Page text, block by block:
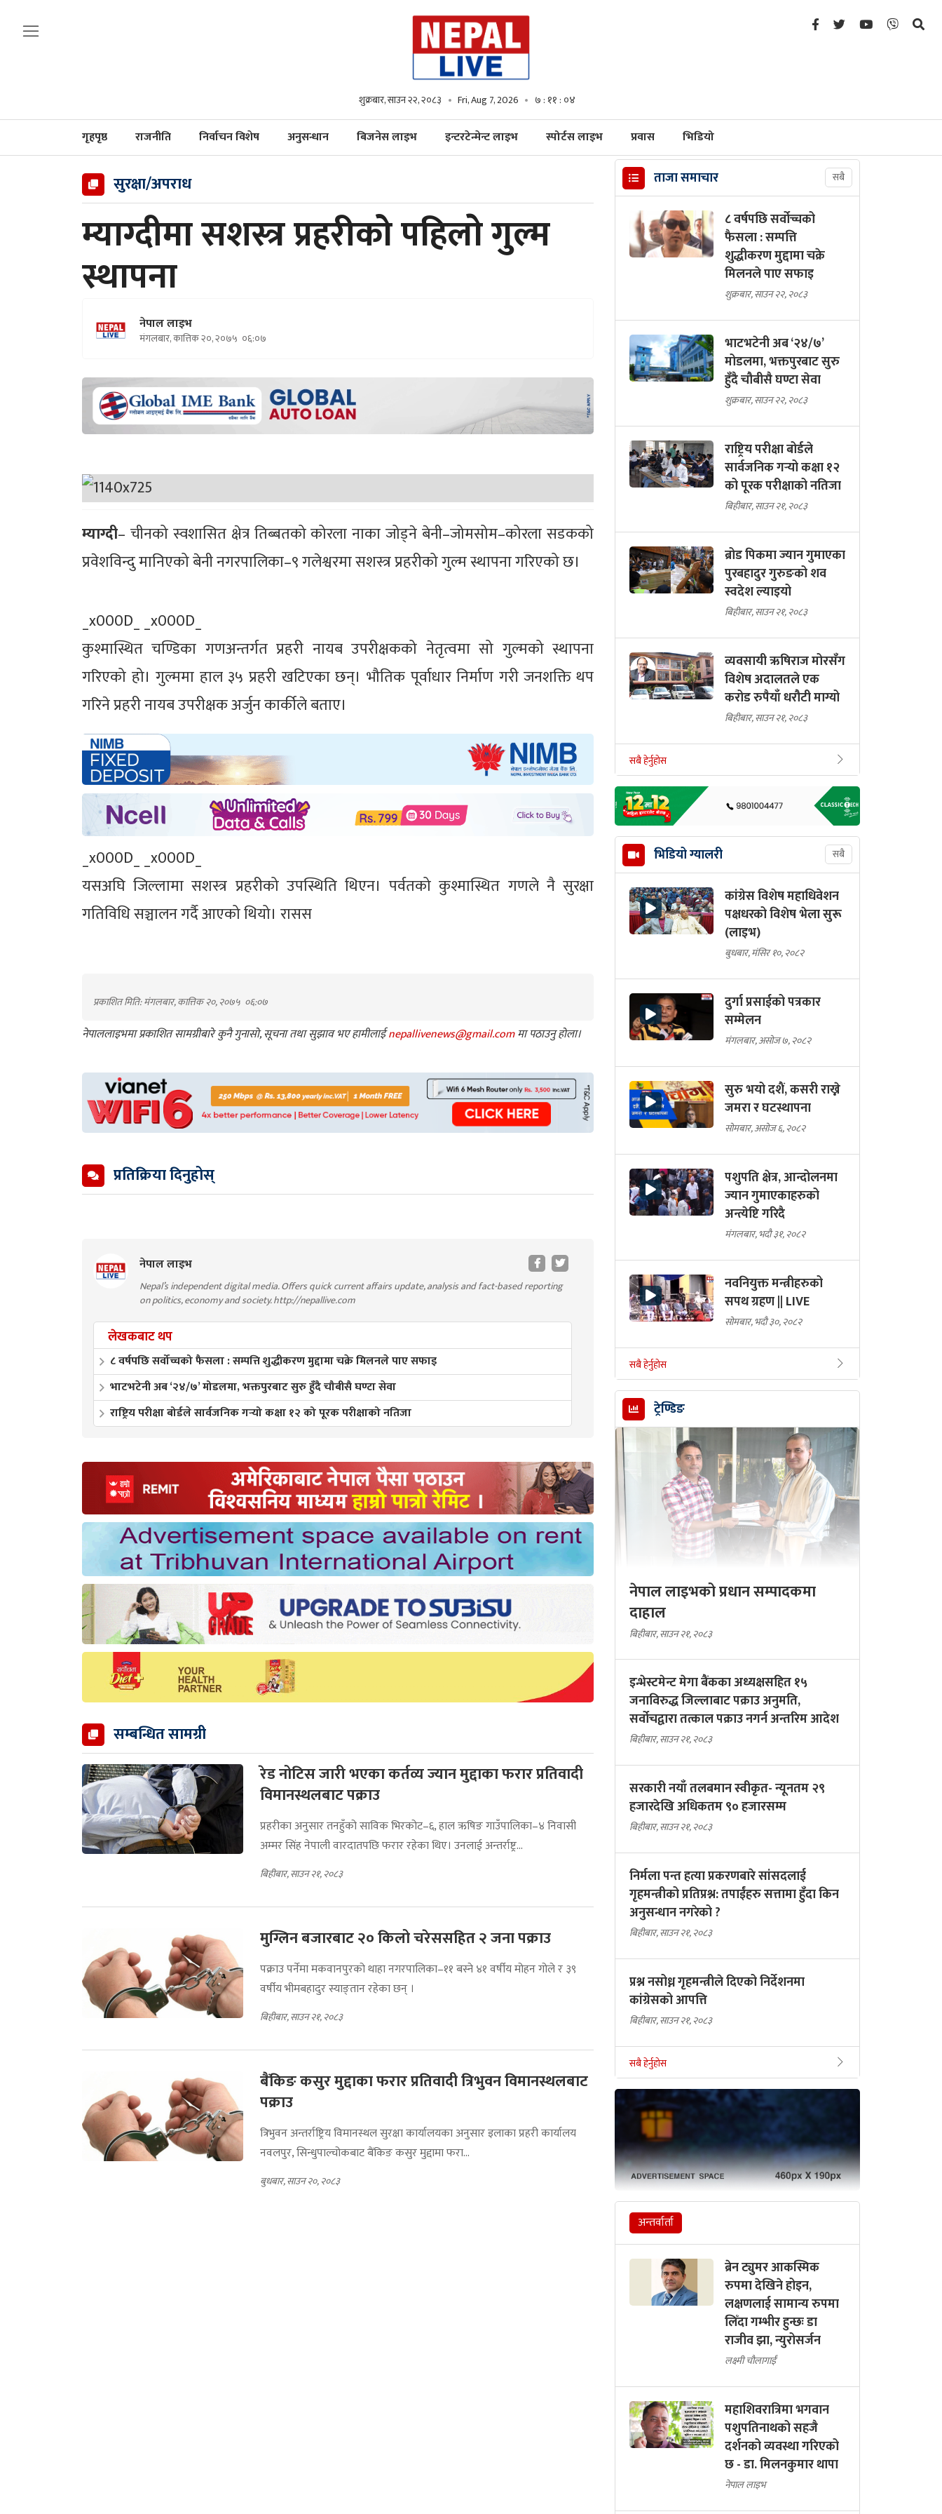
शुक्रबार, साउन २२, २०८३ Fri, Aug 7, 2026 ७ : ११ : ०५
गृहपृष्ठ राजनीति निर्वाचन विशेष अनुसन्धान बिजनेस लाइभ इन्टरटेन्मेन्ट लाइभ स्पोर्टस लाइभ प्रवास भिडियो
सुरक्षा/अपराध
म्याग्दीमा सशस्त्र प्रहरीको पहिलाे गुल्म
स्थापना
नेपाल लाइभ
मंगलबार, कात्तिक २०, २०७५ ०६:०७
म्याग्दी– चीनको स्वशासित क्षेत्र तिब्बतको कोरला नाका जोड्ने बेनी–जोमसोम–कोरला सडकको
प्रवेशविन्दु मानिएको बेनी नगरपालिका–९ गलेश्वरमा सशस्त्र प्रहरीको गुल्म स्थापना गरिएको छ।
_x000D_ _x000D_
कुश्मास्थित चण्डिका गणअन्तर्गत प्रहरी नायब उपरीक्षकको नेतृत्वमा सो गुल्मको स्थापना
गरिएको हो। गुल्ममा हाल ३५ प्रहरी खटिएका छन्। भौतिक पूर्वाधार निर्माण गरी जनशक्ति थप
गरिने प्रहरी नायब उपरीक्षक अर्जुन कार्कीले बताए।
_x000D_ _x000D_
यसअघि जिल्लामा सशस्त्र प्रहरीको उपस्थिति थिएन। पर्वतको कुश्मास्थित गणले नै सुरक्षा
गतिविधि सञ्चालन गर्दै आएको थियो। रासस
प्रकाशित मिति: मंगलबार, कात्तिक २०, २०७५ ०६:०७
नेपाललाइभमा प्रकाशित सामग्रीबारे कुनै गुनासो, सूचना तथा सुझाव भए हामीलाईnepallivenews@gmail.comमा पठाउनु होला।
प्रतिक्रिया दिनुहोस्
नेपाल लाइभ
Nepal’s independent digital media. Offers quick current affairs update, analysis and fact-based reporting
on politics, economy and society. http://nepallive.com
लेखकबाट थप
८ वर्षपछि सर्वोच्चको फैसला : सम्पत्ति शुद्धीकरण मुद्दामा चक्रे मिलनले पाए सफाइ
भाटभटेनी अब ‘२४/७’ मोडलमा, भक्तपुरबाट सुरु हुँदै चौबीसै घण्टा सेवा
राष्ट्रिय परीक्षा बोर्डले सार्वजनिक गर्‍यो कक्षा १२ को पूरक परीक्षाको नतिजा
सम्बन्धित सामग्री
रेड नोटिस जारी भएका कर्तव्य ज्यान मुद्दाका फरार प्रतिवादी
विमानस्थलबाट पक्राउ
प्रहरीका अनुसार तनहुँको साविक भिरकोट–६, हाल ऋषिङ गाउँपालिका–४ निवासी
अम्मर सिंह नेपाली वारदातपछि फरार रहेका थिए। उनलाई अन्तर्राष्ट्र...
बिहीबार, साउन २१, २०८३
मुग्लिन बजारबाट २० किलो चरेससहित २ जना पक्राउ
पक्राउ पर्नेमा मकवानपुरको थाहा नगरपालिका–११ बस्ने ४१ वर्षीय मोहन गोले र ३९
वर्षीय भीमबहादुर स्याङ्तान रहेका छन् ।
बिहीबार, साउन २१, २०८३
बैंकिङ कसुर मुद्दाका फरार प्रतिवादी त्रिभुवन विमानस्थलबाट
पक्राउ
त्रिभुवन अन्तर्राष्ट्रिय विमानस्थल सुरक्षा कार्यालयका अनुसार इलाका प्रहरी कार्यालय
नवलपुर, सिन्धुपाल्चोकबाट बैंकिङ कसुर मुद्दामा फरा...
बुधबार, साउन २०, २०८३
ताजा समाचार सबै
८ वर्षपछि सर्वोच्चको
फैसला : सम्पत्ति
शुद्धीकरण मुद्दामा चक्रे
मिलनले पाए सफाइ
शुक्रबार, साउन २२, २०८३
भाटभटेनी अब ‘२४/७’
मोडलमा, भक्तपुरबाट सुरु
हुँदै चौबीसै घण्टा सेवा
शुक्रबार, साउन २२, २०८३
राष्ट्रिय परीक्षा बोर्डले
सार्वजनिक गर्‍यो कक्षा १२
को पूरक परीक्षाको नतिजा
बिहीबार, साउन २१, २०८३
ब्रोड पिकमा ज्यान गुमाएका
पुरबहादुर गुरुङको शव
स्वदेश ल्याइयो
बिहीबार, साउन २१, २०८३
व्यवसायी ऋषिराज मोरसँग
विशेष अदालतले एक
करोड रुपैयाँ धरौटी माग्यो
बिहीबार, साउन २१, २०८३
सबै हेर्नुहोस
भिडियो ग्यालरी सबै
कांग्रेस विशेष महाधिवेशन
पक्षधरको विशेष भेला सुरू
(लाइभ)
बुधबार, मंसिर १०, २०८२
दुर्गा प्रसाईको पत्रकार
सम्मेलन
मंगलबार, असोज ७, २०८२
सुरु भयो दशैं, कसरी राख्ने
जमरा र घटस्थापना
सोमबार, असोज ६, २०८२
पशुपति क्षेत्र, आन्दोलनमा
ज्यान गुमाएकाहरुको
अन्त्येष्टि गरिदै
मंगलबार, भदौ ३१, २०८२
नवनियुक्त मन्त्रीहरुको
सपथ ग्रहण || LIVE
सोमबार, भदौ ३०, २०८२
सबै हेर्नुहोस
ट्रेण्डिङ
नेपाल लाइभको प्रधान सम्पादकमा
दाहाल
बिहीबार, साउन २१, २०८३
इन्भेस्टमेन्ट मेगा बैंकका अध्यक्षसहित १५
जनाविरुद्ध जिल्लाबाट पक्राउ अनुमति,
सर्वोचद्वारा तत्काल पक्राउ नगर्न अन्तरिम आदेश
बिहीबार, साउन २१, २०८३
सरकारी नयाँ तलबमान स्वीकृत- न्यूनतम २९
हजारदेखि अधिकतम ९० हजारसम्म
बिहीबार, साउन २१, २०८३
निर्मला पन्त हत्या प्रकरणबारे सांसदलाई
गृहमन्त्रीको प्रतिप्रश्न: तपाईंहरु सत्तामा हुँदा किन
अनुसन्धान नगरेको ?
बिहीबार, साउन २१, २०८३
प्रश्न नसोध्न गृहमन्त्रीले दिएको निर्देशनमा
कांग्रेसको आपत्ति
बिहीबार, साउन २१, २०८३
सबै हेर्नुहोस
अन्तर्वार्ता
ब्रेन ट्युमर आकस्मिक
रुपमा देखिने होइन,
लक्षणलाई सामान्य रुपमा
लिँदा गम्भीर हुन्छः डा
राजीव झा, न्युरोसर्जन
लक्ष्मी चौलागाईं
महाशिवरात्रिमा भगवान
पशुपतिनाथको सहजै
दर्शनको व्यवस्था गरिएको
छ - डा. मिलनकुमार थापा
नेपाल लाइभ